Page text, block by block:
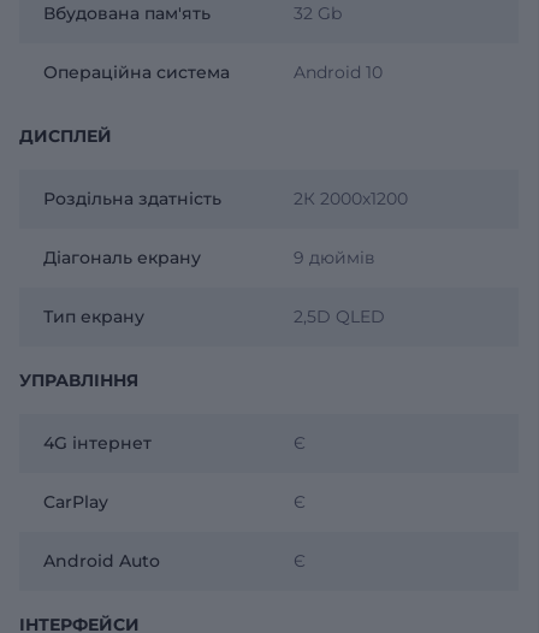
Вбудована пам'ять 32 Gb
Операційна система Android 10
ДИСПЛЕЙ
Роздільна здатність 2К 2000х1200
Діагональ екрану 9 дюймів
Тип екрану 2,5D QLED
УПРАВЛІННЯ
4G інтернет Є
CarPlay Є
Android Auto Є
ІНТЕРФЕЙСИ